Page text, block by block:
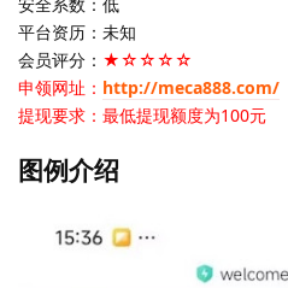
平台资历：未知
会员评分： ★☆☆☆☆
申领网址： http://meca888.com/
提现要求：最低提现额度为100元
图例介绍